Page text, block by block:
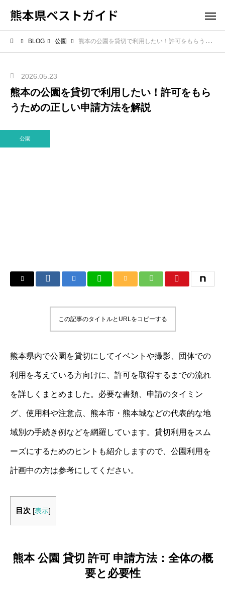
熊本県ベストガイド
BLOG 公園 熊本の公園を貸切で利用したい！許可をもらうための正しい申請方法を解説
2026.05.23
熊本の公園を貸切で利用したい！許可をもら
うための正しい申請方法を解説
公園
この記事のタイトルとURLをコピーする
熊本県内で公園を貸切にしてイベントや撮影、団体での
利用を考えている方向けに、許可を取得するまでの流れ
を詳しくまとめました。必要な書類、申請のタイミン
グ、使用料や注意点、熊本市・熊本城などの代表的な地
域別の手続き例などを網羅しています。貸切利用をスム
ーズにするためのヒントも紹介しますので、公園利用を
計画中の方は参考にしてください。
目次 [表示]
熊本 公園 貸切 許可 申請方法：全体の概
要と必要性